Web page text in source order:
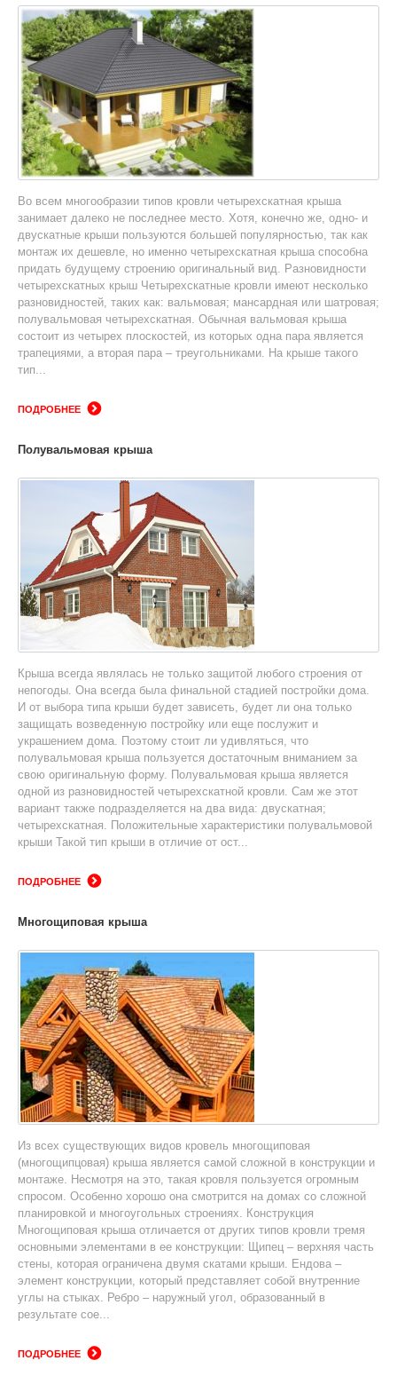
Во всем многообразии типов кровли четырехскатная крыша
занимает далеко не последнее место. Хотя, конечно же, одно- и
двускатные крыши пользуются большей популярностью, так как
монтаж их дешевле, но именно четырехскатная крыша способна
придать будущему строению оригинальный вид. Разновидности
четырехскатных крыш Четырехскатные кровли имеют несколько
разновидностей, таких как: вальмовая; мансардная или шатровая;
полувальмовая четырехскатная. Обычная вальмовая крыша
состоит из четырех плоскостей, из которых одна пара является
трапециями, а вторая пара – треугольниками. На крыше такого
тип...
ПОДРОБНЕЕ
Полувальмовая крыша
Крыша всегда являлась не только защитой любого строения от
непогоды. Она всегда была финальной стадией постройки дома.
И от выбора типа крыши будет зависеть, будет ли она только
защищать возведенную постройку или еще послужит и
украшением дома. Поэтому стоит ли удивляться, что
полувальмовая крыша пользуется достаточным вниманием за
свою оригинальную форму. Полувальмовая крыша является
одной из разновидностей четырехскатной кровли. Сам же этот
вариант также подразделяется на два вида: двускатная;
четырехскатная. Положительные характеристики полувальмовой
крыши Такой тип крыши в отличие от ост...
ПОДРОБНЕЕ
Многощиповая крыша
Из всех существующих видов кровель многощиповая
(многощипцовая) крыша является самой сложной в конструкции и
монтаже. Несмотря на это, такая кровля пользуется огромным
спросом. Особенно хорошо она смотрится на домах со сложной
планировкой и многоугольных строениях. Конструкция
Многощиповая крыша отличается от других типов кровли тремя
основными элементами в ее конструкции: Щипец – верхняя часть
стены, которая ограничена двумя скатами крыши. Ендова –
элемент конструкции, который представляет собой внутренние
углы на стыках. Ребро – наружный угол, образованный в
результате сое...
ПОДРОБНЕЕ